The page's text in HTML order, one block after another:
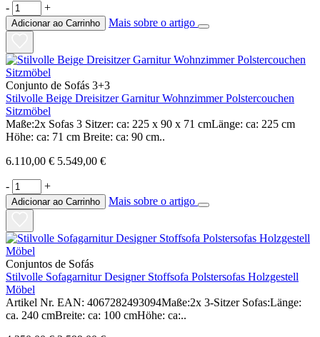
- +
Adicionar ao Carrinho Mais sobre o artigo
Conjunto de Sofás 3+3
Stilvolle Beige Dreisitzer Garnitur Wohnzimmer Polstercouchen
Sitzmöbel
Maße:2x Sofas 3 Sitzer: ca: 225 x 90 x 71 cmLänge: ca: 225 cm
Höhe: ca: 71 cm Breite: ca: 90 cm..
6.110,00 € 5.549,00 €
- +
Adicionar ao Carrinho Mais sobre o artigo
Conjuntos de Sofás
Stilvolle Sofagarnitur Designer Stoffsofa Polstersofas Holzgestell
Möbel
Artikel Nr. EAN: 4067282493094Maße:2x 3-Sitzer Sofas:Länge:
ca. 240 cmBreite: ca: 100 cmHöhe: ca:..